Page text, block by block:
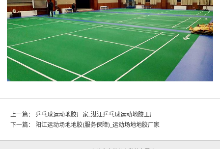
上一篇：
乒乓球运动地胶厂家_湛江乒乓球运动地胶工厂
下一篇：
阳江运动场地地胶(服务保障)_运动场地地胶厂家